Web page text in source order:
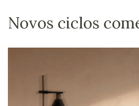
Novos ciclos